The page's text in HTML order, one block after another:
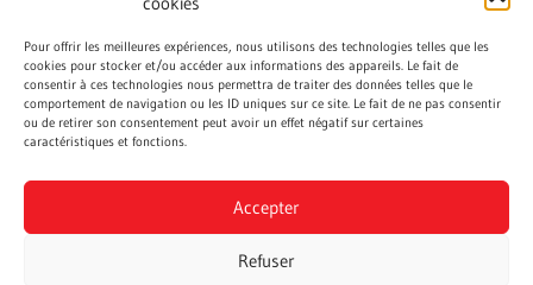
Pour offrir les meilleures expériences, nous utilisons des technologies telles que les
cookies pour stocker et/ou accéder aux informations des appareils. Le fait de
consentir à ces technologies nous permettra de traiter des données telles que le
comportement de navigation ou les ID uniques sur ce site. Le fait de ne pas consentir
ou de retirer son consentement peut avoir un effet négatif sur certaines
caractéristiques et fonctions.
Accepter
Refuser
CONTACTEZ NOUS
PROTECTIONPOPULATION.VDT@NE.CH
LUNDI-JEUDI : 8H00-12H00, APRÈS-MIDI SUR RDV